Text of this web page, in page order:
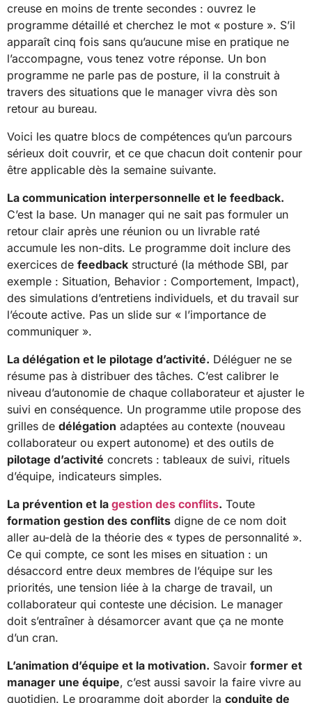
creuse en moins de trente secondes : ouvrez le
programme détaillé et cherchez le mot « posture ». S’il
apparaît cinq fois sans qu’aucune mise en pratique ne
l’accompagne, vous tenez votre réponse. Un bon
programme ne parle pas de posture, il la construit à
travers des situations que le manager vivra dès son
retour au bureau.
Voici les quatre blocs de compétences qu’un parcours
sérieux doit couvrir, et ce que chacun doit contenir pour
être applicable dès la semaine suivante.
La communication interpersonnelle et le feedback.
C’est la base. Un manager qui ne sait pas formuler un
retour clair après une réunion ou un livrable raté
accumule les non-dits. Le programme doit inclure des
exercices de feedback structuré (la méthode SBI, par
exemple : Situation, Behavior : Comportement, Impact),
des simulations d’entretiens individuels, et du travail sur
l’écoute active. Pas un slide sur « l’importance de
communiquer ».
La délégation et le pilotage d’activité. Déléguer ne se
résume pas à distribuer des tâches. C’est calibrer le
niveau d’autonomie de chaque collaborateur et ajuster le
suivi en conséquence. Un programme utile propose des
grilles de délégation adaptées au contexte (nouveau
collaborateur ou expert autonome) et des outils de
pilotage d’activité concrets : tableaux de suivi, rituels
d’équipe, indicateurs simples.
La prévention et la gestion des conflits. Toute
formation gestion des conflits digne de ce nom doit
aller au-delà de la théorie des « types de personnalité ».
Ce qui compte, ce sont les mises en situation : un
désaccord entre deux membres de l’équipe sur les
priorités, une tension liée à la charge de travail, un
collaborateur qui conteste une décision. Le manager
doit s’entraîner à désamorcer avant que ça ne monte
d’un cran.
L’animation d’équipe et la motivation. Savoir former et
manager une équipe, c’est aussi savoir la faire vivre au
quotidien. Le programme doit aborder la conduite de